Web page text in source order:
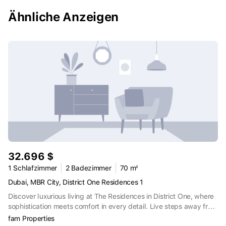
Lebens mit üppigen Annehmlichkeiten und Dienstleistungen
bereichert wird. Das Projekt befindet sich in einer erstklassigen
Einrichtungen, Unterhaltungsmöglichkeiten und Geschäftsvierteln
gewährleistet, was es zu einer idealen Wahl für Arbeit und Freizeit
Ähnliche Anzeigen
32.696 $
1 Schlafzimmer 2 Badezimmer
70 m²
Dubai, MBR City, District One Residences 1
Discover luxurious living at The Residences in District One, where
sophistication meets comfort in every detail. Live steps away from
the shore in this gated community offering 1-bedroom apartments
fam Properties